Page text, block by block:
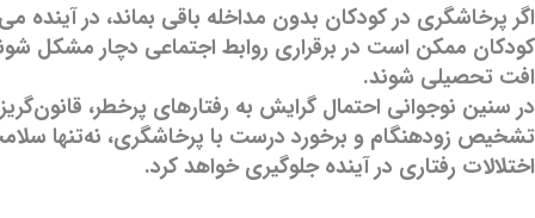
اگر پرخاشگری در کودکان بدون مداخله باقی بماند، در
کودکان ممکن است در برقراری روابط اجتماعی دچار مشکل
افت تحصیلی شوند.
در سنین نوجوانی احتمال گرایش به رفتارهای پرخطر،
تشخیص زودهنگام و برخورد درست با پرخاشگری، نه‌تنها
اختلالات رفتاری در آینده جلوگیری خواهد کرد.